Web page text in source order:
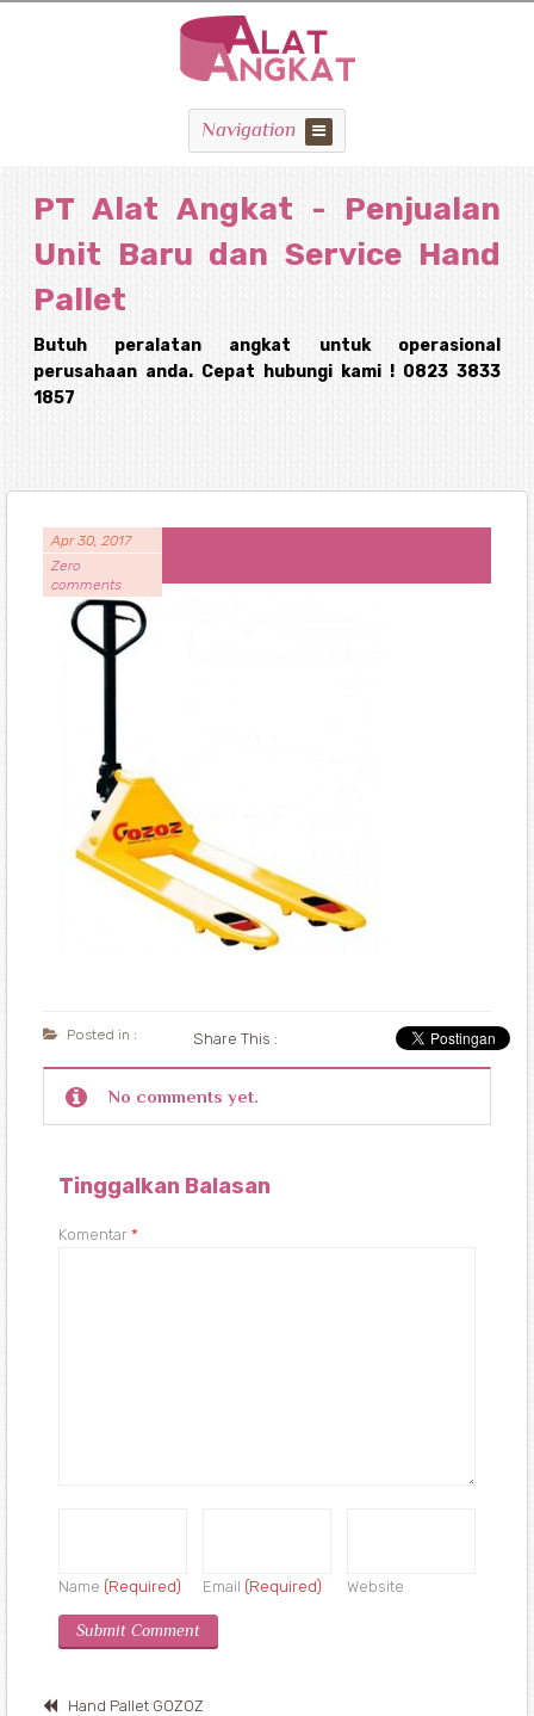
Navigation
PT Alat Angkat - Penjualan
Unit Baru dan Service Hand
Pallet
Butuh peralatan angkat untuk operasional
perusahaan anda. Cepat hubungi kami ! 0823 3833
1857
Apr 30, 2017
Zero
comments
Posted in : Share This :
No comments yet.
Tinggalkan Balasan
Komentar *
Name (Required) Email (Required) Website
Hand Pallet GOZOZ